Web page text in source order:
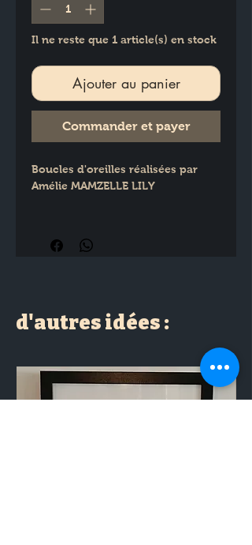
Il ne reste que 1 article(s) en stock
Ajouter au panier
Commander et payer
Boucles d'oreilles réalisées par
Amélie MAMZELLE LILY
d'autres idées :